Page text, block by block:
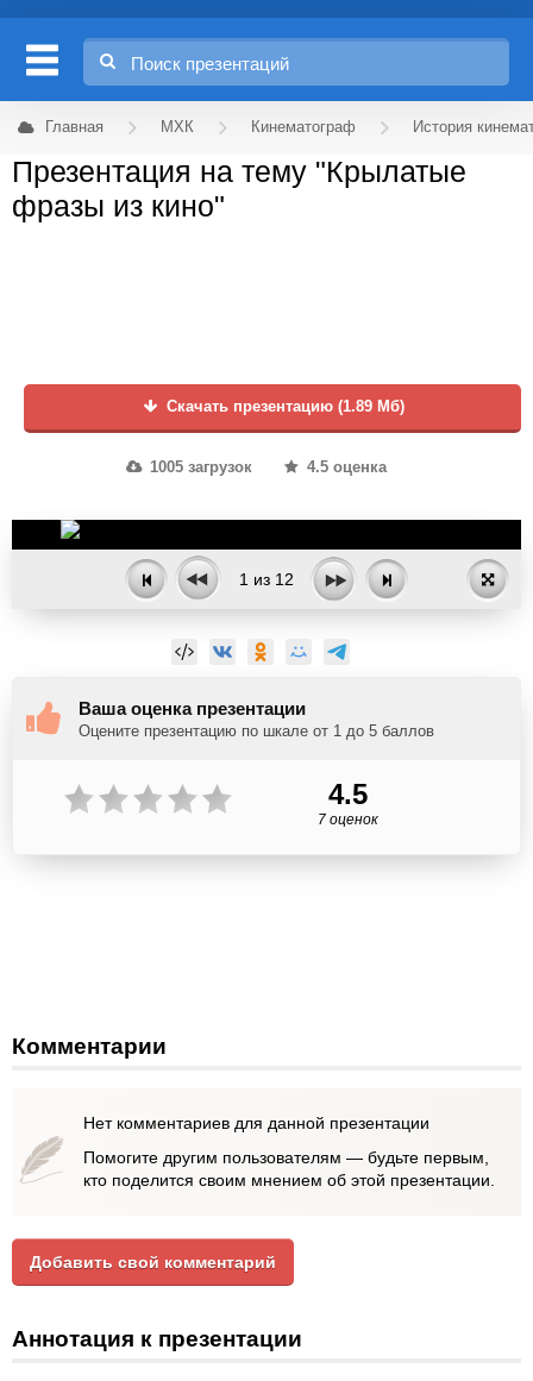
Главная МХК Кинематограф История
Презентация на тему "Крылатые
фразы из кино"
Скачать презентацию (1.89 Мб)
1005 загрузок 4.5 оценка
1 из 12
Ваша оценка презентации
Оцените презентацию по шкале от 1 до 5 баллов
4.5
7 оценок
Комментарии
Нет комментариев для данной презентации
Помогите другим пользователям — будьте первым,
кто поделится своим мнением об этой презентации.
Добавить свой комментарий
Аннотация к презентации